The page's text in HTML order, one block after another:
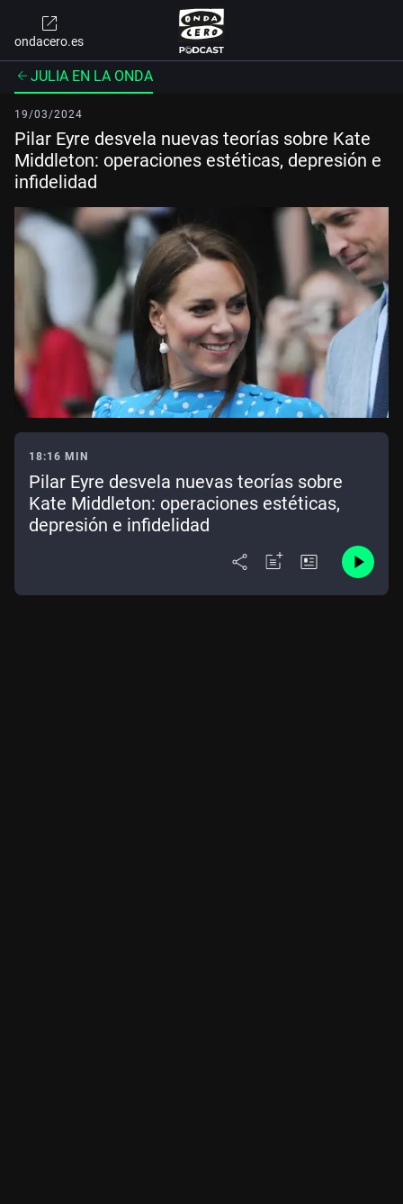
ondacero.es
JULIA EN LA ONDA
19/03/2024
Pilar Eyre desvela nuevas teorías sobre Kate
Middleton: operaciones estéticas, depresión e
infidelidad
18:16 MIN
Pilar Eyre desvela nuevas teorías sobre
Kate Middleton: operaciones estéticas,
depresión e infidelidad